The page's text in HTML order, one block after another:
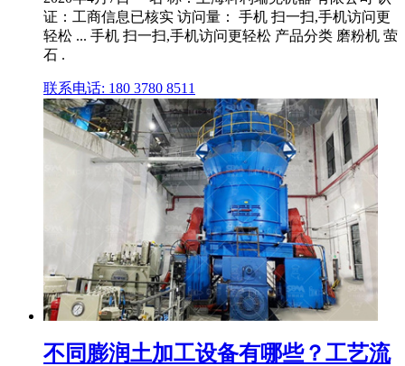
证：工商信息已核实 访问量： 手机 扫一扫,手机访问更
轻松 ... 手机 扫一扫,手机访问更轻松 产品分类 磨粉机 萤
石 .
联系电话: 180 3780 8511
不同膨润土加工设备有哪些？工艺流